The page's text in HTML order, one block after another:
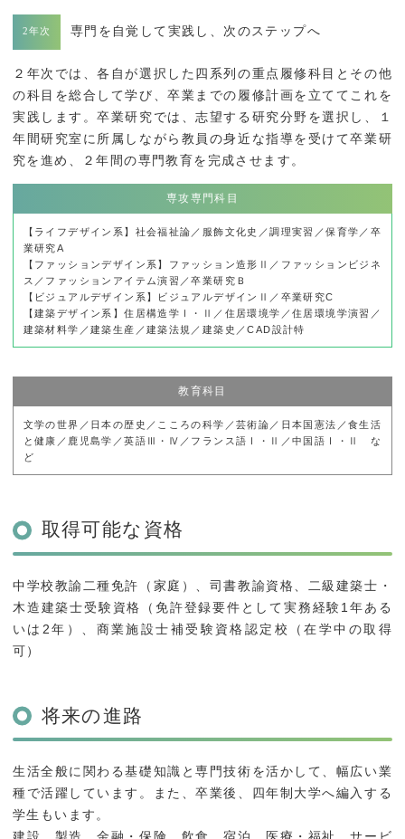
専門を自覚して実践し、次のステップへ
２年次では、各自が選択した四系列の重点履修科目とその他
の科目を総合して学び、卒業までの履修計画を立ててこれを
実践します。卒業研究では、志望する研究分野を選択し、１
年間研究室に所属しながら教員の身近な指導を受けて卒業研
究を進め、２年間の専門教育を完成させます。
専攻専門科目
【ライフデザイン系】社会福祉論／服飾文化史／調理実習／保育学／卒
業研究A
【ファッションデザイン系】ファッション造形Ⅱ／ファッションビジネ
ス／ファッションアイテム演習／卒業研究Ｂ
【ビジュアルデザイン系】ビジュアルデザインⅡ／卒業研究C
【建築デザイン系】住居構造学Ⅰ・Ⅱ／住居環境学／住居環境学演習／
建築材料学／建築生産／建築法規／建築史／CAD設計特
教育科目
文学の世界／日本の歴史／こころの科学／芸術論／日本国憲法／食生活
と健康／鹿児島学／英語Ⅲ・Ⅳ／フランス語Ⅰ・Ⅱ／中国語Ⅰ・Ⅱ な
ど
取得可能な資格
中学校教諭二種免許（家庭）、司書教諭資格、二級建築士・
木造建築士受験資格（免許登録要件として実務経験1年ある
いは2年）、商業施設士補受験資格認定校（在学中の取得
可）
将来の進路
生活全般に関わる基礎知識と専門技術を活かして、幅広い業
種で活躍しています。また、卒業後、四年制大学へ編入する
学生もいます。